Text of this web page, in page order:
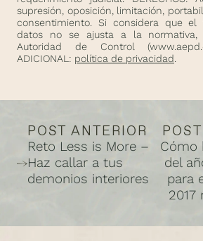
supresión, oposición, limitación,
consentimiento. Si considera que
datos no se ajusta a la
Autoridad de Control (
ADICIONAL: política de privacidad
POST ANTERIOR
Reto Less is More –
Haz callar a tus
demonios interiores
Cómo
del
para
2017